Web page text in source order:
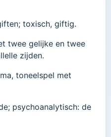
toxisch, giftig.
twee gelijke en twee
zijden.
toneelspel met
psychoanalytisch: de